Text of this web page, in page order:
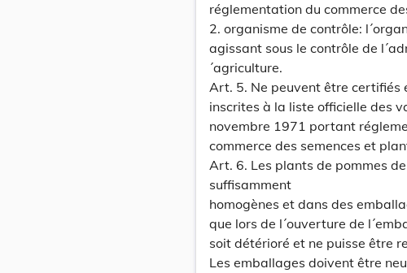
réglementation du commerce
2. organisme de contrôle:
agissant sous le contrôle de
´agriculture.
Art. 5. Ne peuvent être certifiés
inscrites à la liste officielle des
novembre 1971 portant
commerce des semences et
Art. 6. Les plants de pommes
suffisamment
homogènes et dans des
que lors de l´ouverture de
soit détérioré et ne puisse être
Les emballages doivent être